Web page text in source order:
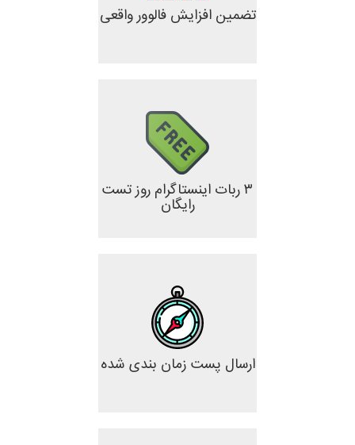
تضمین افزایش فالوور واقعی
۳ ربات اینستاگرام روز تست
رایگان
ارسال پست زمان بندی شده